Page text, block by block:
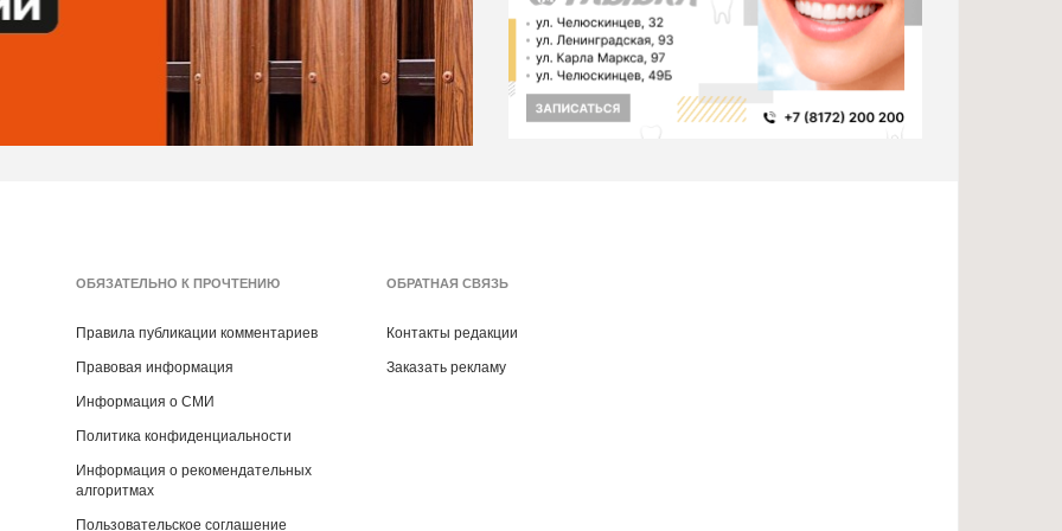
ОБЯЗАТЕЛЬНО К ПРОЧТЕНИЮ
Правила публикации комментариев
Правовая информация
Информация о СМИ
Политика конфиденциальности
Информация о рекомендательных
алгоритмах
Пользовательское соглашение
ОБРАТНАЯ СВЯЗЬ
Контакты редакции
Заказать рекламу